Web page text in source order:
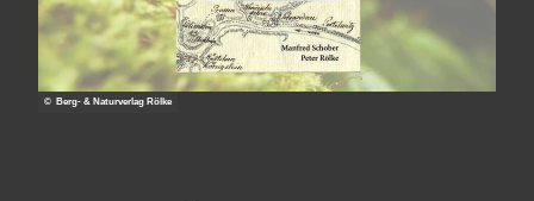
w
g
r
a
© Berg- & Naturverlag Rölke